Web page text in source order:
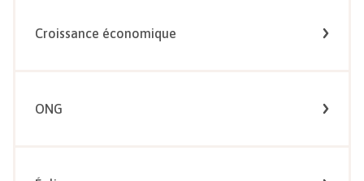
Croissance économique
ONG